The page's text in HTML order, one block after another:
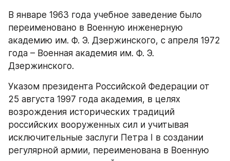
В январе 1963 года учебное заведение было
переименовано в Военную инженерную
академию им. Ф. Э. Дзержинского, с апреля 1972
года – Военная академия им. Ф. Э.
Дзержинского.
Указом президента Российской Федерации от
25 августа 1997 года академия, в целях
возрождения исторических традиций
российских вооруженных сил и учитывая
исключительные заслуги Петра I в создании
регулярной армии, переименована в Военную